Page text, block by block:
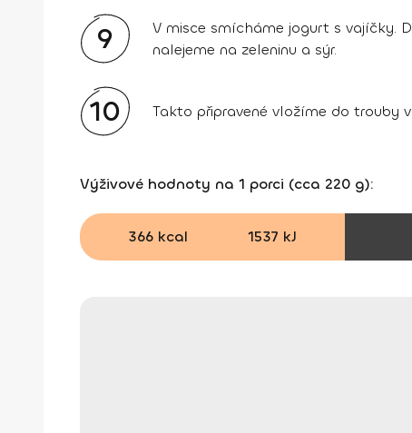
9
V misce smícháme jogurt s vajíčky.
nalejeme na zeleninu a sýr.
10 Takto připravené vložíme do trouby
Výživové hodnoty na 1 porci (cca 220 g):
366 kcal 1537 kJ